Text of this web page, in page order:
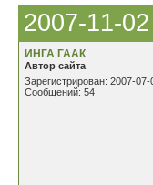
2007-11-
ИНГА ГААК
Автор сайта
Зарегистрирован: 2007-07-
Сообщений: 54